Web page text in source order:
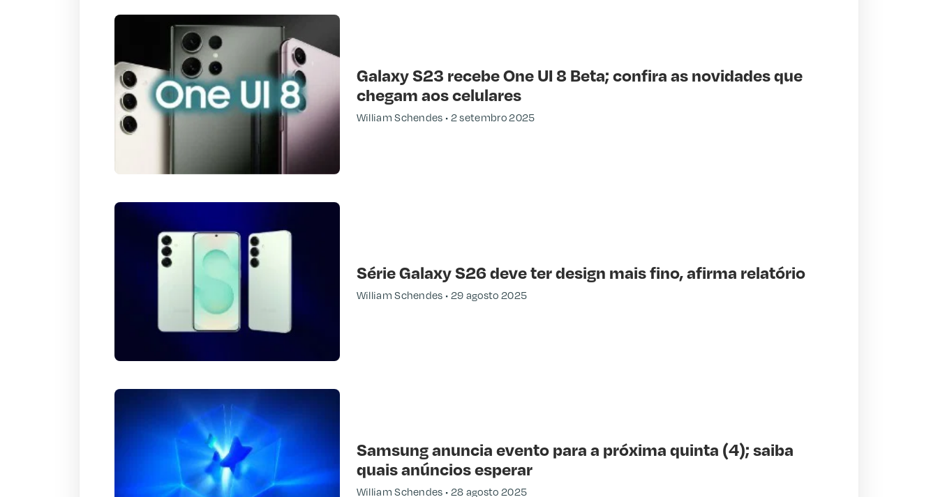
Galaxy S23 recebe One UI 8 Beta; confira as novidades que
chegam aos celulares
William Schendes 2 setembro 2025
Série Galaxy S26 deve ter design mais fino, afirma relatório
William Schendes 29 agosto 2025
Samsung anuncia evento para a próxima quinta (4); saiba
quais anúncios esperar
William Schendes 28 agosto 2025